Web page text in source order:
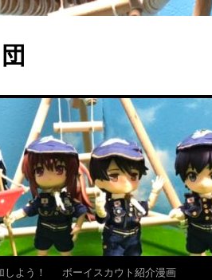
よう！ ボーイスカウト紹介漫画